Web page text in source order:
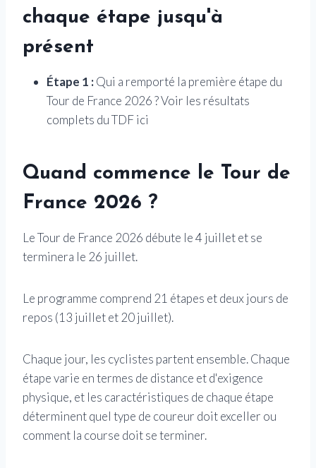
chaque étape jusqu'à
présent
Étape 1 :Qui a remporté la première étape du
Tour de France 2026 ? Voir les résultats
complets du TDF ici
Quand commence le Tour de
France 2026 ?
Le Tour de France 2026 débute le 4 juillet et se
terminera le 26 juillet.
Le programme comprend 21 étapes et deux jours de
repos (13 juillet et 20 juillet).
Chaque jour, les cyclistes partent ensemble. Chaque
étape varie en termes de distance et d'exigence
physique, et les caractéristiques de chaque étape
déterminent quel type de coureur doit exceller ou
comment la course doit se terminer.